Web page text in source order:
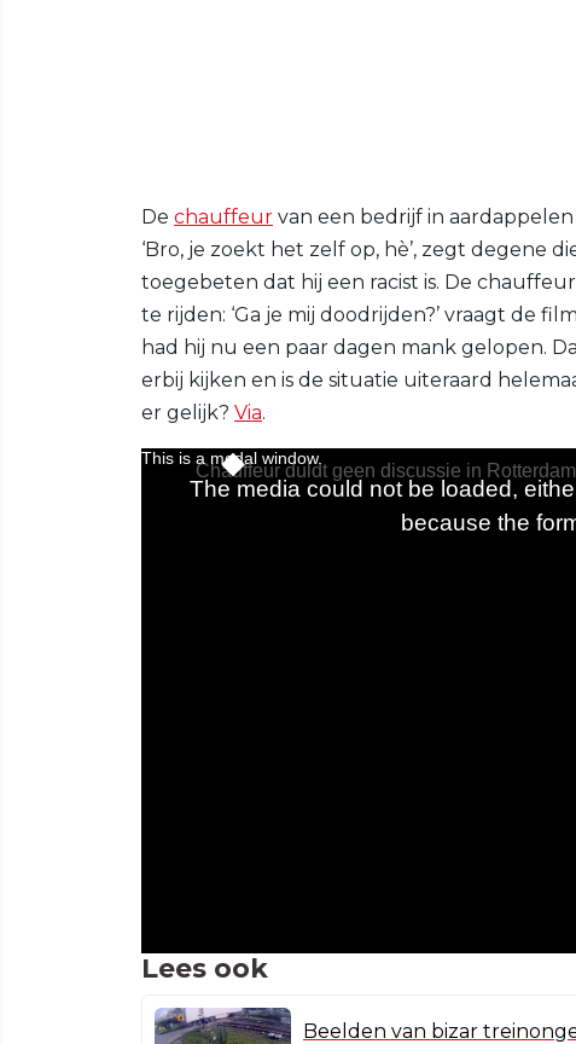
De chauffeur van een bedrijf in
‘Bro, je zoekt het zelf op, hè’, zegt degene
toegebeten dat hij een racist is. De
te rijden: ‘Ga je mij doodrijden?’ vraagt de
had hij nu een paar dagen mank gelopen.
erbij kijken en is de situatie uiteraard
er gelijk? Via.
Lees ook
Beelden van bizar